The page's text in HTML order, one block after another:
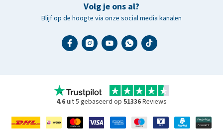
Volg je ons al?
Blijf op de hoogte via onze social media kanalen
4.6uit 5 gebaseerd op 51336Reviews